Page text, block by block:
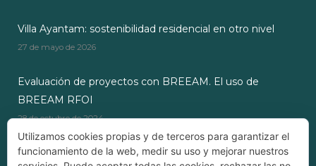
Villa Ayantam: sostenibilidad residencial en otro nivel
27 de mayo de 2026
Evaluación de proyectos con BREEAM. El uso de
BREEAM RFOI
28 de octubre de 2024
Utilizamos cookies propias y de terceros para garantizar el
funcionamiento de la web, medir su uso y mejorar nuestros